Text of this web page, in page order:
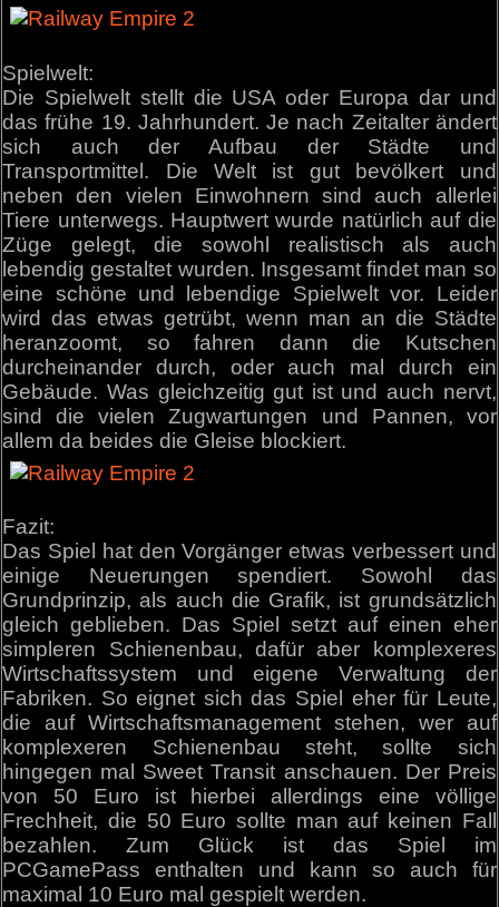
Spielwelt:
Die Spielwelt stellt die USA oder Europa dar und
das frühe 19. Jahrhundert. Je nach Zeitalter ändert
sich auch der Aufbau der Städte und
Transportmittel. Die Welt ist gut bevölkert und
neben den vielen Einwohnern sind auch allerlei
Tiere unterwegs. Hauptwert wurde natürlich auf die
Züge gelegt, die sowohl realistisch als auch
lebendig gestaltet wurden. Insgesamt findet man so
eine schöne und lebendige Spielwelt vor. Leider
wird das etwas getrübt, wenn man an die Städte
heranzoomt, so fahren dann die Kutschen
durcheinander durch, oder auch mal durch ein
Gebäude. Was gleichzeitig gut ist und auch nervt,
sind die vielen Zugwartungen und Pannen, vor
allem da beides die Gleise blockiert.
Fazit:
Das Spiel hat den Vorgänger etwas verbessert und
einige Neuerungen spendiert. Sowohl das
Grundprinzip, als auch die Grafik, ist grundsätzlich
gleich geblieben. Das Spiel setzt auf einen eher
simpleren Schienenbau, dafür aber komplexeres
Wirtschaftssystem und eigene Verwaltung der
Fabriken. So eignet sich das Spiel eher für Leute,
die auf Wirtschaftsmanagement stehen, wer auf
komplexeren Schienenbau steht, sollte sich
hingegen mal Sweet Transit anschauen. Der Preis
von 50 Euro ist hierbei allerdings eine völlige
Frechheit, die 50 Euro sollte man auf keinen Fall
bezahlen. Zum Glück ist das Spiel im
PCGamePass enthalten und kann so auch für
maximal 10 Euro mal gespielt werden.